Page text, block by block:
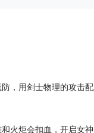
，用剑士物理的攻击
火炬会扣血，开启女神